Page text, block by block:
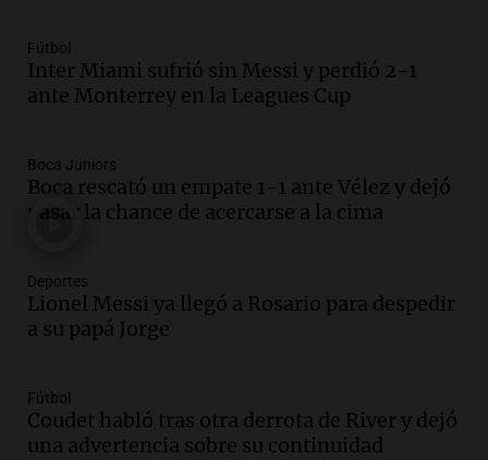
Audio.El orgullo y el sueño argentino de
Jorge Messi en una entrevista con Rony
Episodios
Audio.El abuelo de Agostina Vega, tras
Una mañana para todos
Episodios
Audio.Una nutricionista derribó el mito
conviene priorizar
Una mañana para todos
Episodios
Fútbol
Inter Miami sufrió sin Messi y perdió 2-1
ante Monterrey en la Leagues Cup
Boca Juniors
Boca rescató un empate 1-1 ante Vélez y dejó
pasar la chance de acercarse a la cima
Deportes
Lionel Messi ya llegó a Rosario para despedir
a su papá Jorge
Fútbol
Coudet habló tras otra derrota de River y dejó
una advertencia sobre su continuidad